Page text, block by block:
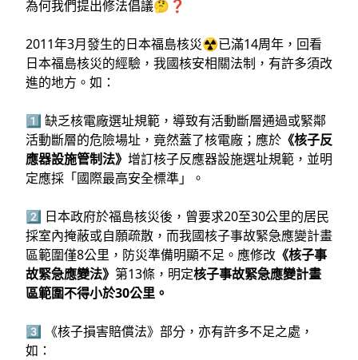
為何我們提出修法倡議🤔❓
2011年3月發生的日本福島核災☢️已滿14周年，回看
日本福島核災的經驗，我國核安相關法制，有許多須改
進的地方。如：
1️⃣ 缺乏核電廠選址規範，導致有活動斷層通過或緊鄰
活動斷層的危險場址，竟然蓋了核電廠；應於 《核子反
應器設施管制法》 增訂核子反應器設施選址規範，並明
定應採「國際最高安全標準」。
2️⃣ 日本政府於福島核災後，曾要求20至30公里的居民
採室內掩蔽或自願疏散，而我國核子事故緊急應變計畫
區範圍僅8公里，防災準備明顯不足。應修改 《核子事
故緊急應變法》 第13條，明定核子事故緊急應變計畫
區範圍不得小於30公里。
3️⃣ 《核子損害賠償法》部分，亦有許多不足之處，
如：